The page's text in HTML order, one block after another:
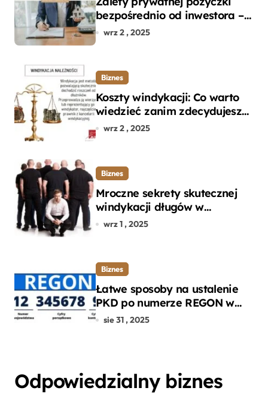
bezpośrednio od inwestora –
dlaczego warto?
wrz 2 , 2025
Biznes
Koszty windykacji: Co warto
wiedzieć zanim zdecydujesz
się na odzyskanie długu?
wrz 2 , 2025
Biznes
Mroczne sekrety skutecznej
windykacji długów w
departamencie windykacji
wrz 1 , 2025
Biznes
Łatwe sposoby na ustalenie
PKD po numerze REGON w
kilku prostych krokach
sie 31 , 2025
Odpowiedzialny biznes